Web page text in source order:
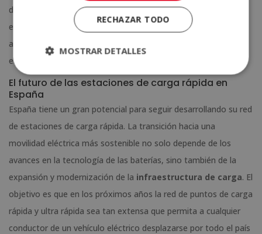
depende de las características del vehículo. Algunos coches
eléctricos no están diseñados para aceptar potencias muy
altas, lo que puede ralentizar el proceso de carga, incluso en
estaciones ultra rápidas.
El futuro de las estaciones de carga rápida en
España
España tiene un gran potencial para seguir desarrollando su red
de estaciones de carga rápida. La transición hacia una
movilidad eléctrica más sostenible no solo depende de los
avances en la tecnología de las baterías, sino también de la
expansión y modernización de la infraestructura de carga. El
objetivo es que en los próximos años la red de puntos de carga
rápida y ultra rápida sea tan extensa que permita a cualquier
conductor de un vehículo eléctrico desplazarse por todo el país
RECHAZAR TODO
MOSTRAR DETALLES